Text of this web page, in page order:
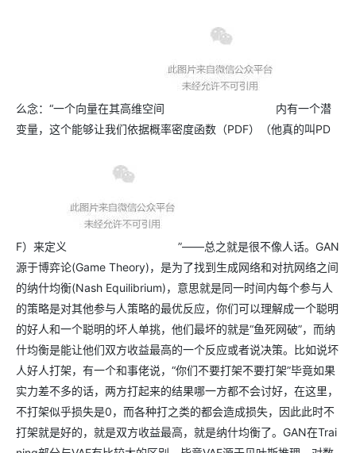
么念：“一个向量在其高维空间
内有一个潜
变量，这个能够让我们依据概率密度函数（PDF）（他真的叫PD
F）来定义
”——总之就是很不像人话。GAN
源于博弈论(Game Theory)，是为了找到生成网络和对抗网络之间
的纳什均衡(Nash Equilibrium)，意思就是同一时间内每个参与人
的策略是对其他参与人策略的最优反应，你们可以理解成一个聪明
的好人和一个聪明的坏人单挑，他们最坏的就是“鱼死网破”，而纳
什均衡是能让他们双方收益最高的一个反应或者说决策。比如说坏
人好人打架，有一个和事佬说，“你们不要打架不要打架”毕竟如果
实力差不多的话，两方打起来的结果哪一方都不会讨好，在这里，
不打架似乎损失是0，而各种打之类的都会造成损失，因此此时不
打架就是好的，就是双方收益最高，就是纳什均衡了。GAN在Trai